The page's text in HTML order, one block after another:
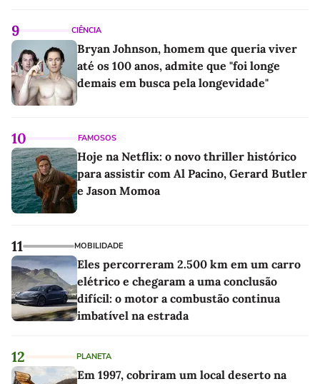
9 CIÊNCIA
Bryan Johnson, homem que queria viver
até os 100 anos, admite que "foi longe
demais em busca pela longevidade"
10 FAMOSOS
Hoje na Netflix: o novo thriller histórico
para assistir com Al Pacino, Gerard Butler
e Jason Momoa
11 MOBILIDADE
Eles percorreram 2.500 km em um carro
elétrico e chegaram a uma conclusão
difícil: o motor a combustão continua
imbatível na estrada
12 PLANETA
Em 1997, cobriram um local deserto na